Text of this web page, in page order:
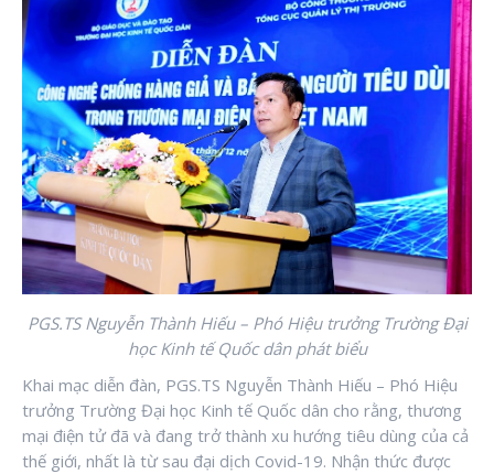
PGS.TS Nguyễn Thành Hiếu – Phó Hiệu trưởng Trường Đại
học Kinh tế Quốc dân phát biểu
Khai mạc diễn đàn, PGS.TS Nguyễn Thành Hiếu – Phó Hiệu
trưởng Trường Đại học Kinh tế Quốc dân cho rằng, thương
mại điện tử đã và đang trở thành xu hướng tiêu dùng của cả
thế giới, nhất là từ sau đại dịch Covid-19. Nhận thức được